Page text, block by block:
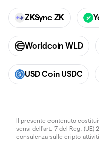
ZKSync ZK
Worldcoin WLD
USD Coin USDC
Il presente contenuto
sensi dell'art. 7 del Reg. (UE)
consulenza sulle cripto-